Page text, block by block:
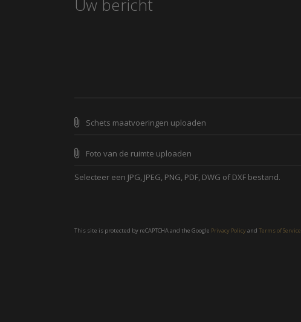
Schets maatvoeringen uploaden
Foto van de ruimte uploaden
Selecteer een JPG, JPEG, PNG, PDF, DWG of DXF bestand.
This site is protected by reCAPTCHA and the Google Privacy Policyand Terms of Service